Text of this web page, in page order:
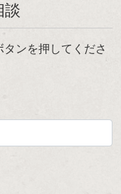
談
ンを押してくださ